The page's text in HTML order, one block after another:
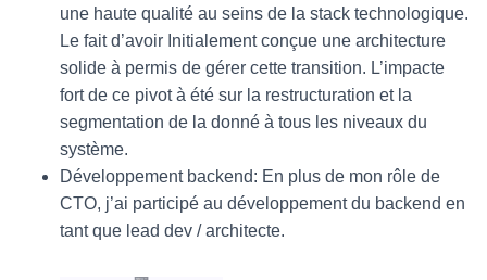
une haute qualité au seins de la stack technologique.
Le fait d’avoir Initialement conçue une architecture
solide à permis de gérer cette transition. L’impacte
fort de ce pivot à été sur la restructuration et la
segmentation de la donné à tous les niveaux du
système.
Développement backend: En plus de mon rôle de
CTO, j’ai participé au développement du backend en
tant que lead dev / architecte.